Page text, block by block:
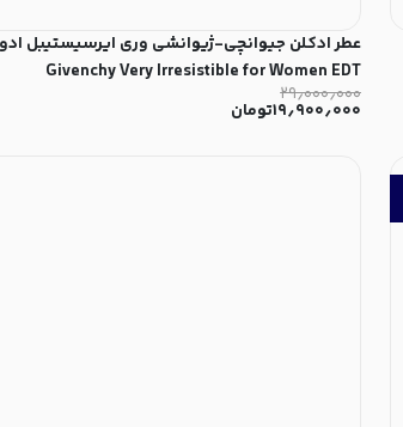
عطر ادکلن جیوانچی-ژیوانشی وری ایرسیستیبل
Givenchy Very Irresistible for Women EDT
۲۹٫۰۰۰٫۰۰۰
۱۹٫۹۰۰٫۰۰۰تومان